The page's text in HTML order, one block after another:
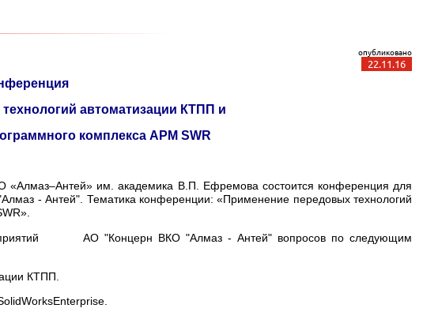
опубликовано
22.11.16
автоматизации КТПП и
комплекса АРМ SWR
«Алмаз–Антей» им. академика В.П. Ефремовасостоится конференция для
- Антей". Тематика конференции: «Применение передовых технологий
АО "Концерн ВКО "Алмаз - Антей" вопросов по следующим
КТПП.
Enterprise.